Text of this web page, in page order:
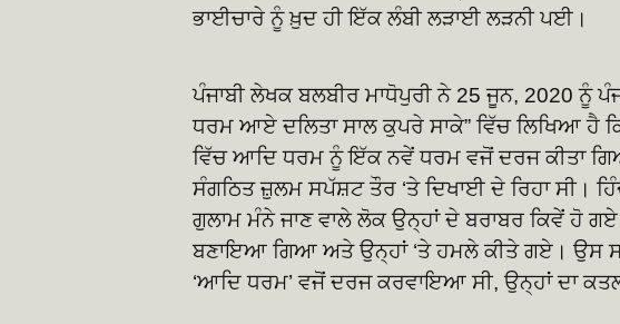
ਭਾਈਚਾਰੇ ਨੂੰ ਖ਼ੁਦ ਹੀ ਇੱਕ ਲੰਬੀ ਲੜਾਈ ਲੜਨੀ ਪਈ।
ਪੰਜਾਬੀ ਲੇਖਕ ਬਲਬੀਰ ਮਾਧੋਪੁਰੀ ਨੇ 25 ਜੂਨ, 2020 ਨੂੰ
ਧਰਮ ਆਏ ਦਲਿਤਾ ਸਾਲ ਕੁਪਰੇ ਸਾਕੇ” ਵਿੱਚ ਲਿਖਿਆ ਹੈ
ਵਿੱਚ ਆਦਿ ਧਰਮ ਨੂੰ ਇੱਕ ਨਵੇਂ ਧਰਮ ਵਜੋਂ ਦਰਜ ਕੀਤਾ
ਸੰਗਠਿਤ ਜ਼ੁਲਮ ਸਪੱਸ਼ਟ ਤੌਰ ‘ਤੇ ਦਿਖਾਈ ਦੇ ਰਿਹਾ ਸੀ।
ਗੁਲਾਮ ਮੰਨੇ ਜਾਣ ਵਾਲੇ ਲੋਕ ਉਨ੍ਹਾਂ ਦੇ ਬਰਾਬਰ ਕਿਵੇਂ ਹੋ
ਬਣਾਇਆ ਗਿਆ ਅਤੇ ਉਨ੍ਹਾਂ ‘ਤੇ ਹਮਲੇ ਕੀਤੇ ਗਏ। ਉਸ
‘ਆਦਿ ਧਰਮ’ ਵਜੋਂ ਦਰਜ ਕਰਵਾਇਆ ਸੀ, ਉਨ੍ਹਾਂ ਦਾ